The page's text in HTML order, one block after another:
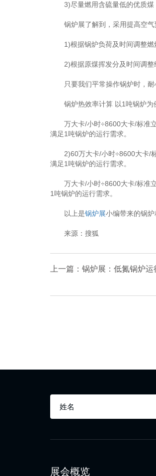
3)尽量燃用含硫量低的优质煤，
锅炉展了解到，采用提高空气
1)根据锅炉负荷及时间调整燃
2)根据原煤挥发分及时间调整
只要我们平常操作锅炉时，耐
锅炉热效率计算 以1吨锅炉为
万大卡/小时÷8600大卡/标准立
满足1吨锅炉的运行需求。
2)60万大卡/小时÷8600大卡/标
满足1吨锅炉的运行需求。
万大卡/小时÷8600大卡/标准立
1吨锅炉的运行需求。
以上是锅炉展小编带来的锅炉
来源：搜狐
上一篇：锅炉展：低氮锅炉
展会概览